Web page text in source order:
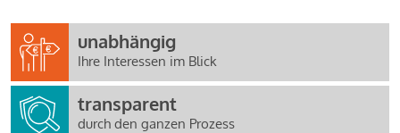
unabhängig
Ihre Interessen im Blick
transparent
durch den ganzen Prozess